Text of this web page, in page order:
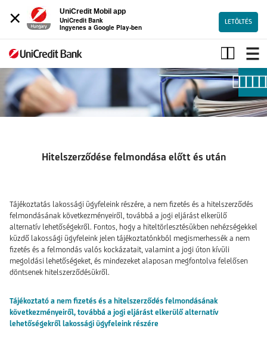
×
UniCredit Mobil app
UniCredit Bank
Ingyenes a Google Play-ben
LETÖLTÉS
Hitelszerződése
felmondása
előtt
és
után
Hitelszerződése felmondása előtt és után
Tájékoztatás lakossági ügyfeleink részére, a nem fizetés és a hitelszerződés
felmondásának következményeiről, továbbá a jogi eljárást elkerülő
alternatív lehetőségekről. Fontos, hogy a hiteltörlesztésükben nehézségekkel
küzdő lakossági ügyfeleink jelen tájékoztatónkból megismerhessék a nem
fizetés és a felmondás valós kockázatait, valamint a jogi úton kívüli
megoldási lehetőségeket, és mindezeket alaposan megfontolva felelősen
döntsenek hitelszerződésükről.
Tájékoztató a nem fizetés és a hitelszerződés felmondásának
következményeiről, továbbá a jogi eljárást elkerülő alternatív
lehetőségekről lakossági ügyfeleink részére